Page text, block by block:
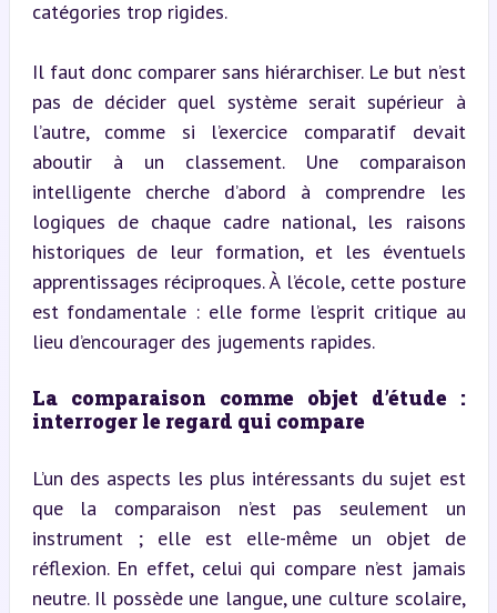
catégories trop rigides.
Il faut donc comparer sans hiérarchiser. Le but n’est
pas de décider quel système serait supérieur à
l’autre, comme si l’exercice comparatif devait
aboutir à un classement. Une comparaison
intelligente cherche d’abord à comprendre les
logiques de chaque cadre national, les raisons
historiques de leur formation, et les éventuels
apprentissages réciproques. À l’école, cette posture
est fondamentale : elle forme l’esprit critique au
lieu d’encourager des jugements rapides.
La comparaison comme objet d’étude :
interroger le regard qui compare
L’un des aspects les plus intéressants du sujet est
que la comparaison n’est pas seulement un
instrument ; elle est elle-même un objet de
réflexion. En effet, celui qui compare n’est jamais
neutre. Il possède une langue, une culture scolaire,